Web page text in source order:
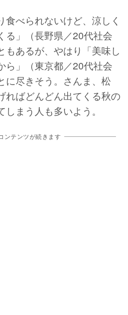
べられないけど、涼しく
る」（長野県／20代社会
もあるが、やはり「美味し
ら」（東京都／20代社会
に尽きそう。さんま、松
ればどんどん出てくる秋の
まう人も多いよう。
ンテンツが続きます